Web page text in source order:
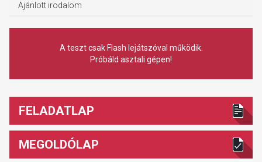
Ajánlott irodalom
A teszt csak Flash lejátszóval működik.
Próbáld asztali gépen!
FELADATLAP
MEGOLDÓLAP